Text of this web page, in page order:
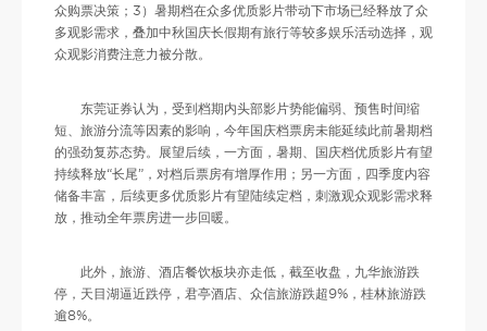
众购票决策；3）暑期档在众多优质影片带动下市场已经释放了众
多观影需求，叠加中秋国庆长假期有旅行等较多娱乐活动选择，观
众观影消费注意力被分散。
东莞证券认为，受到档期内头部影片势能偏弱、预售时间缩
短、旅游分流等因素的影响，今年国庆档票房未能延续此前暑期档
的强劲复苏态势。展望后续，一方面，暑期、国庆档优质影片有望
持续释放“长尾”，对档后票房有增厚作用；另一方面，四季度内容
储备丰富，后续更多优质影片有望陆续定档，刺激观众观影需求释
放，推动全年票房进一步回暖。
此外，旅游、酒店餐饮板块亦走低，截至收盘，九华旅游跌
停，天目湖逼近跌停，君亭酒店、众信旅游跌超9%，桂林旅游跌
逾8%。